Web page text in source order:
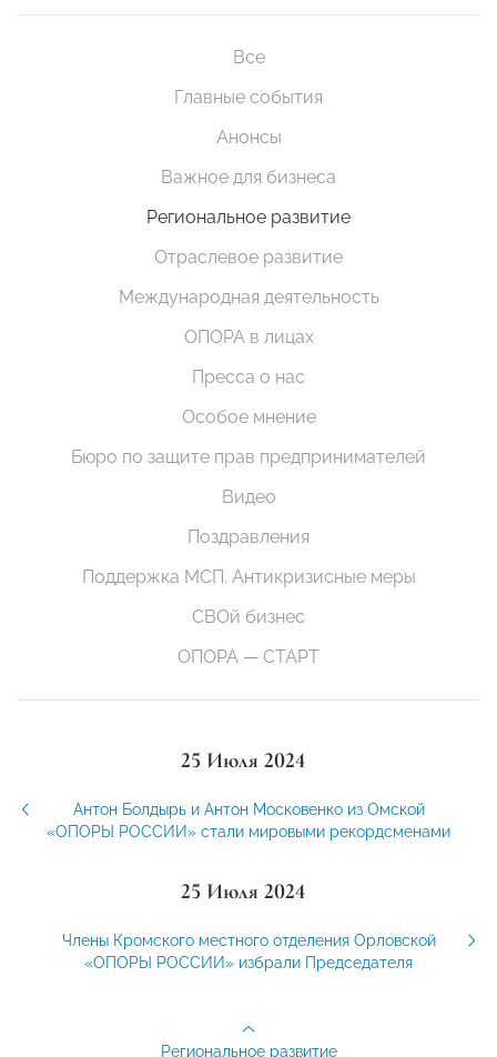
Все
Главные события
Анонсы
Важное для бизнеса
Региональное развитие
Отраслевое развитие
Международная деятельность
ОПОРА в лицах
Пресса о нас
Особое мнение
Бюро по защите прав предпринимателей
Видео
Поздравления
Поддержка МСП. Антикризисные меры
СВОй бизнес
ОПОРА — СТАРТ
25 Июля 2024
Антон Болдырь и Антон Московенко из Омской
«ОПОРЫ РОССИИ» стали мировыми рекордсменами
25 Июля 2024
Члены Кромского местного отделения Орловской
«ОПОРЫ РОССИИ» избрали Председателя
Региональное развитие